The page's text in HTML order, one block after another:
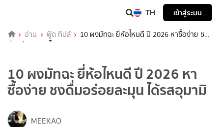
TH เข้าสู่ระบบ
อ่าน ฟู้ด ทิปส์
10 ผงมัทฉะ ยี่ห้อไหนดี ปี 2026 หาซื้อง่าย ชง
ดื่มอร่อยละมุน ได้รสอุมามิ
10 ผงมัทฉะ ยี่ห้อไหนดี ปี 2026 หา
ซื้อง่าย ชงดื่มอร่อยละมุน ได้รสอุมามิ
MEEKAO